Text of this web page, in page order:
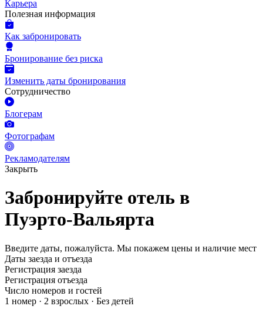
Карьера
Полезная информация
Как забронировать
Бронирование без риска
Изменить даты бронирования
Сотрудничество
Блогерам
Фотографам
Рекламодателям
Закрыть
Забронируйте отель в
Пуэрто-Вальярта
Введите даты, пожалуйста. Мы покажем цены и наличие мест
Даты заезда и отъезда
Регистрация заезда
Регистрация отъезда
Число номеров и гостей
1 номер · 2 взрослых · Без детей